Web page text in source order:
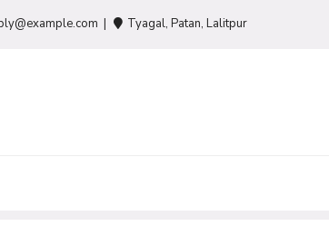
Tyagal, Patan, Lalitpur